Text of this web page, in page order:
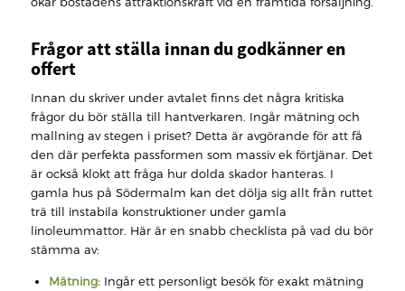
Frågor att ställa innan du godkänner en
offert
Innan du skriver under avtalet finns det några kritiska
frågor du bör ställa till hantverkaren. Ingår mätning och
mallning av stegen i priset? Detta är avgörande för att få
den där perfekta passformen som massiv ek förtjänar. Det
är också klokt att fråga hur dolda skador hanteras. I
gamla hus på Södermalm kan det dölja sig allt från ruttet
trä till instabila konstruktioner under gamla
linoleummattor. Här är en snabb checklista på vad du bör
stämma av:
Mätning:Ingår ett personligt besök för exakt mätning